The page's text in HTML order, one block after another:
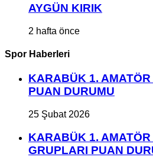
AYGÜN KIRIK
2 hafta önce
Spor Haberleri
KARABÜK 1.
PUAN DURUMU
25 Şubat 2026
KARABÜK 1.
GRUPLARI PUAN